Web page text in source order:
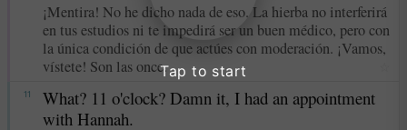
Tap to start
¡Mentira! No he dicho nada de eso. La hierba no interferirá
en tus estudios ni te impedirá ser un buen médico, pero con
la única condición de que actúes con moderación. ¡Vamos,
vístete! Son las once.
11
What? 11 o'clock? Damn it, I had an appointment
with Hannah.